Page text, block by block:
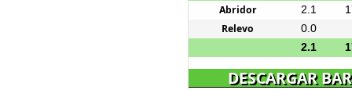
Abridor 2.1
Relevo
0.0
2.1
DESCARGAR